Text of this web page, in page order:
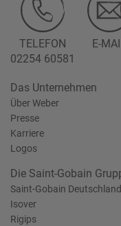
TELEFON
02254 60581
E-
Das Unternehmen
Über Weber
Presse
Karriere
Logos
Die Saint-Gobain
Saint-Gobain Deutschland
Isover
Rigips